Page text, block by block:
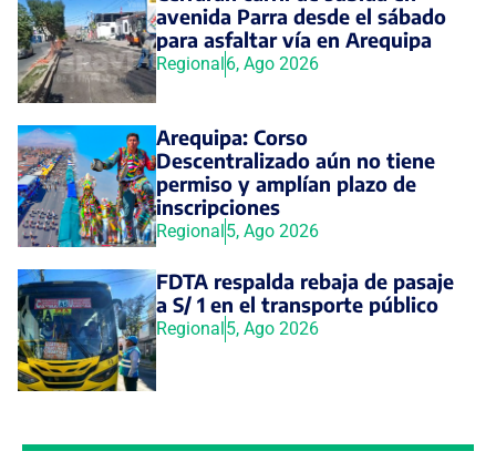
avenida Parra desde el sábado
para asfaltar vía en Arequipa
Regional6, Ago 2026
Arequipa: Corso
Descentralizado aún no tiene
permiso y amplían plazo de
inscripciones
Regional5, Ago 2026
FDTA respalda rebaja de pasaje
a S/ 1 en el transporte público
Regional5, Ago 2026